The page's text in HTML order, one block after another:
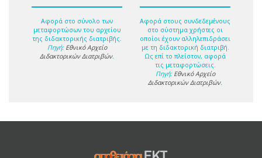
Αφορά στο σύνολο των
μεταφορτώσων του αρχείου
της διδακτορικής διατριβής.
Πηγή: Εθνικό Αρχείο
Διδακτορικών Διατριβών.
Αφορά στους συνδεδεμένους
στο σύστημα χρήστες οι
οποίοι έχουν αλληλεπιδράσει
με τη διδακτορική διατριβή.
Ως επί το πλείστον, αφορά
τις μεταφορτώσεις.
Πηγή: Εθνικό Αρχείο
Διδακτορικών Διατριβών.